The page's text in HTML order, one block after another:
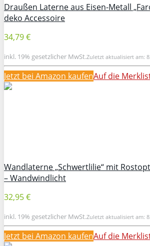
Draußen Laterne aus Eisen-Metall
deko Accessoire
34,79 €
inkl. 19% gesetzlicher MwSt.Zuletzt aktualisiert am:
Jetzt bei Amazon kaufenAuf die
Wandlaterne „Schwertlilie“ mit
– Wandwindlicht
32,95 €
inkl. 19% gesetzlicher MwSt.Zuletzt aktualisiert am:
Jetzt bei Amazon kaufenAuf die